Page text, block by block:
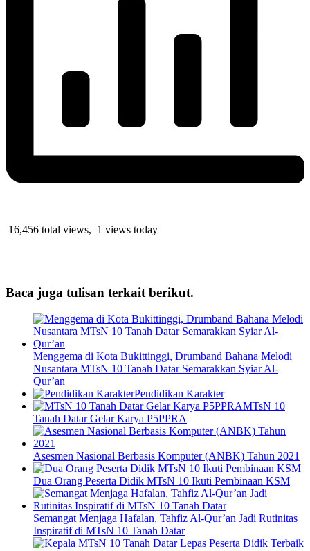
16,456 total views, 1 views today
Baca juga tulisan terkait berikut.
Menggema di Kota Bukittinggi, Drumband Bahana Melodi
Nusantara MTsN 10 Tanah Datar Semarakkan Syiar Al-
Qur’an
Pendidikan Karakter
MTsN 10
Tanah Datar Gelar Karya P5PPRA
Asesmen Nasional Berbasis Komputer (ANBK) Tahun 2021
Dua Orang Peserta Didik MTsN 10 Ikuti Pembinaan KSM
Semangat Menjaga Hafalan, Tahfiz Al-Qur’an Jadi Rutinitas
Inspiratif di MTsN 10 Tanah Datar